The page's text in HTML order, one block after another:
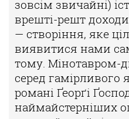
зовсім звичайні)
врешті-решт
— створіння, яке
виявитися нами
тому. Мінотавром-
серед гамірливого
романі Ґеорґі
наймайстерніших